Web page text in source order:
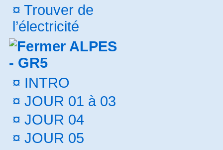
¤ Trouver de
l’électricité
ALPES
- GR5
¤ INTRO
¤ JOUR 01 à 03
¤ JOUR 04
¤ JOUR 05